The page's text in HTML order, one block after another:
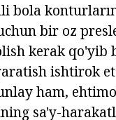
bola
bir oz
kerak qo'yib
ishtirok
ham,
sa'y-